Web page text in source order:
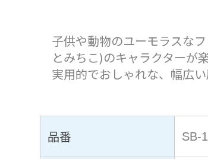
子供や動物のユーモラスな
とみちこ)のキャラクターが
実用的でおしゃれな、幅広い
品番 SB-